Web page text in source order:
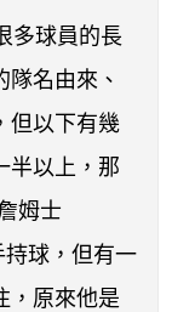
多球員的長
名由來、
但以下有幾
半以上，那
姆士
持球，但有一
，原來他是